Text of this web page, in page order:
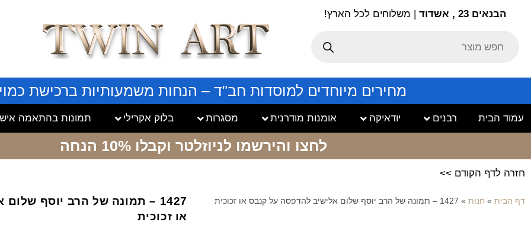
הבנאים 23 , אשדוד | משלוחים לכל הארץ!
מחירים מיוחדים למוסדות חב"ד – הנחות משמעותיות ברכישת
עמוד הבית רבנים יודאיקה אומנות מודרנית מסגרות בלוק אקרילי תמונות בהתאמה
לחצו והירשמו לניוזלטר וקבלו 10% הנחה
חזרה לדף הקודם >>
דף הבית » חנות » 1427 – תמונה של הרב יוסף שלום אלישיב להדפסה על קנבס או זכוכית
1427 – תמונה של הרב יוסף
או זכוכית